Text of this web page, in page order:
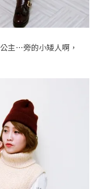
主…旁的小矮人啊，